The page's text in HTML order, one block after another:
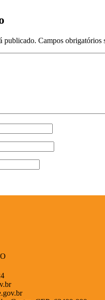
publicado. Campos obrigatórios